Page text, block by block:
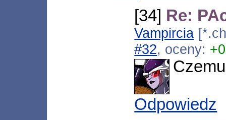
[34] Re:
Vampircia
#32, oceny: +0
Odpowiedz